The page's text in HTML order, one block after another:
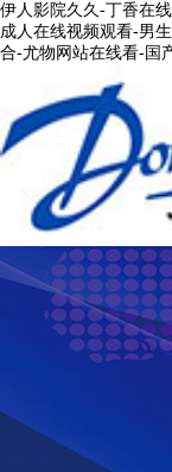
伊人影院久久-丁香在
成人在线视频观看-男
合-尤物网站在线看-国